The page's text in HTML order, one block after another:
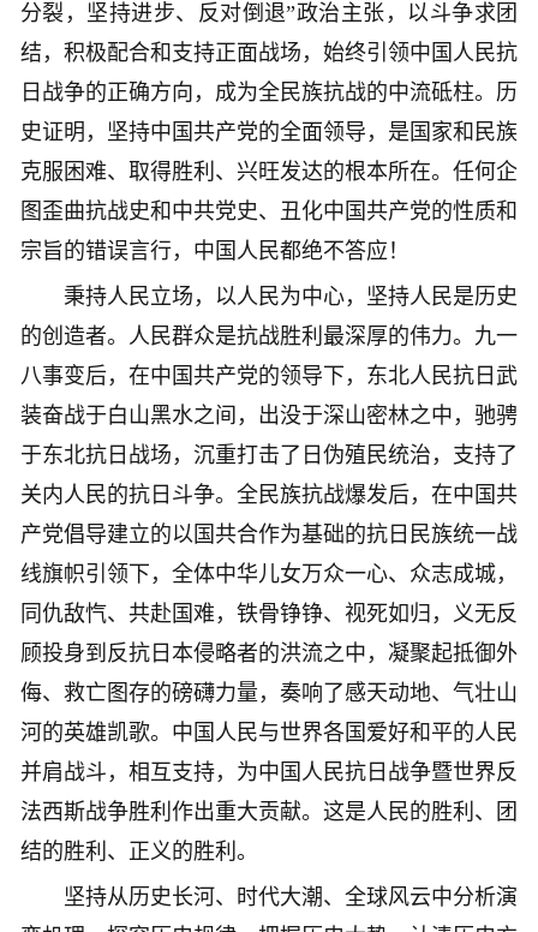
分裂，坚持进步、反对倒退”政治主张，以斗争求团
结，积极配合和支持正面战场，始终引领中国人民抗
日战争的正确方向，成为全民族抗战的中流砥柱。历
史证明，坚持中国共产党的全面领导，是国家和民族
克服困难、取得胜利、兴旺发达的根本所在。任何企
图歪曲抗战史和中共党史、丑化中国共产党的性质和
宗旨的错误言行，中国人民都绝不答应！
秉持人民立场，以人民为中心，坚持人民是历史
的创造者。人民群众是抗战胜利最深厚的伟力。九一
八事变后，在中国共产党的领导下，东北人民抗日武
装奋战于白山黑水之间，出没于深山密林之中，驰骋
于东北抗日战场，沉重打击了日伪殖民统治，支持了
关内人民的抗日斗争。全民族抗战爆发后，在中国共
产党倡导建立的以国共合作为基础的抗日民族统一战
线旗帜引领下，全体中华儿女万众一心、众志成城，
同仇敌忾、共赴国难，铁骨铮铮、视死如归，义无反
顾投身到反抗日本侵略者的洪流之中，凝聚起抵御外
侮、救亡图存的磅礴力量，奏响了感天动地、气壮山
河的英雄凯歌。中国人民与世界各国爱好和平的人民
并肩战斗，相互支持，为中国人民抗日战争暨世界反
法西斯战争胜利作出重大贡献。这是人民的胜利、团
结的胜利、正义的胜利。
坚持从历史长河、时代大潮、全球风云中分析演